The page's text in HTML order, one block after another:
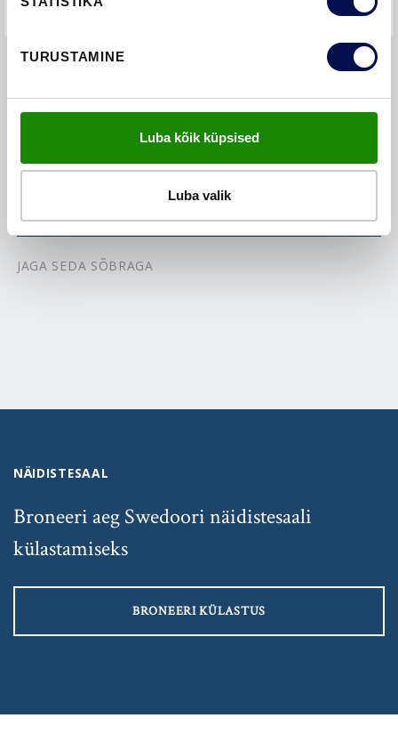
TURUSTAMINE
Luba kõik küpsised
Luba valik
KKK-D
VAATA BROŠÜÜRE
JAGA SEDA SÕBRAGA
NÄIDISTESAAL
Broneeri aeg Swedoori näidistesaali
külastamiseks
BRONEERI KÜLASTUS